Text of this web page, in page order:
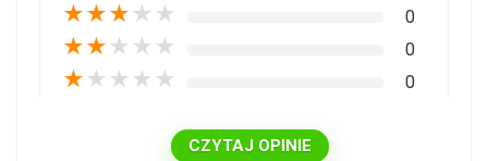
★★★ ★ ★ 0
★★ ★ ★ ★ 0
★ ★ ★ ★ ★ 0
CZYTAJ OPINIE